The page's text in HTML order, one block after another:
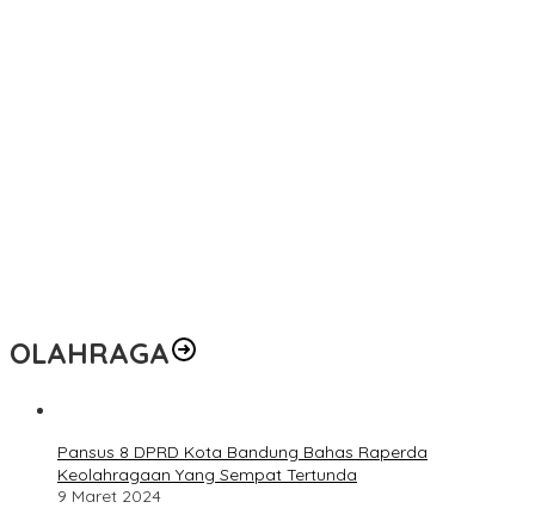
OLAHRAGA
Pansus 8 DPRD Kota Bandung Bahas Raperda
Keolahragaan Yang Sempat Tertunda
9 Maret 2024